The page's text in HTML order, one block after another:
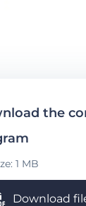
the
1 MB
Download